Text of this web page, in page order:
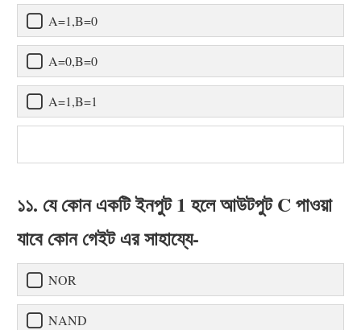
A=1,B=0
A=0,B=0
A=1,B=1
১১. যে কোন একটি ইনপুট 1 হলে আউটপুট C পাওয়া
যাবে কোন গেইট এর সাহায্যে-
NOR
NAND